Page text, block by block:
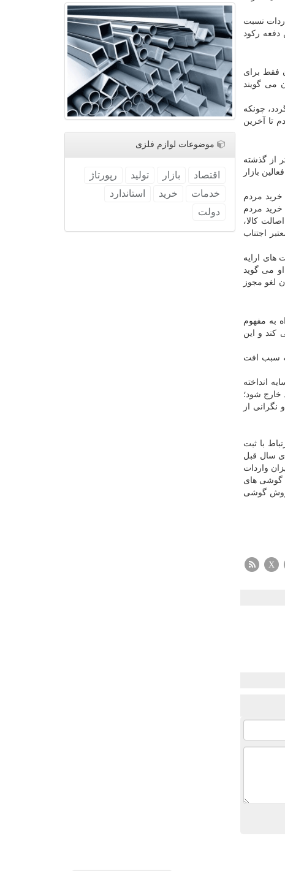
واردات نسبت
دفعه رکود
فقط برای
می گویند
چونکه
از مردم تا آخرین
از گذشته
بازار
مردم
مردم
کالا،
اجتناب
های ارایه
می گوید
لغو مجوز
به مفهوم
کند و این
سبب افت
انداخته
خارج شود؛
از
با ثبت
سال قبل
هم میزان واردات
گوشی های
گوشی
X
موضوعات لوازم فلزی
اقتصاد بازار تولید
رپورتاژ
خدمات
خرید
استاندارد
دولت